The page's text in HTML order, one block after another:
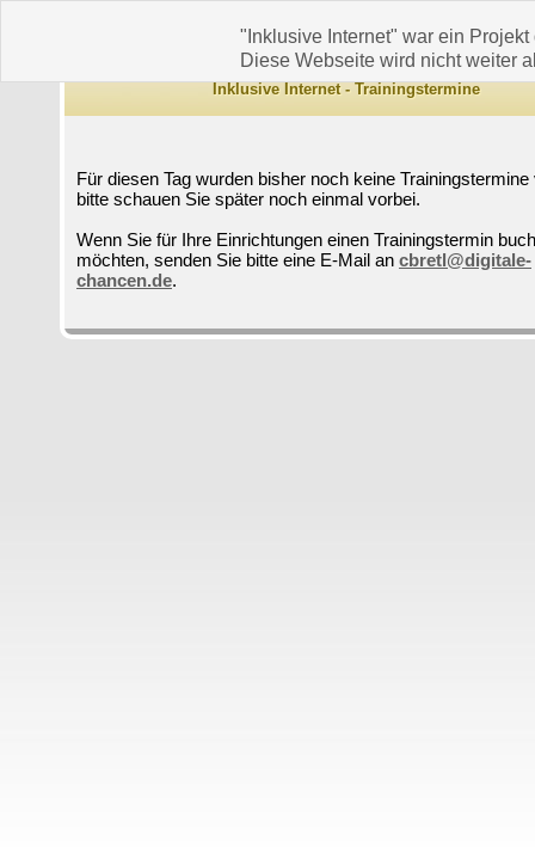
"Inklusive Internet" war ein
Diese Webseite wird nicht weiter
Inklusive Internet - Trainingstermine
Für diesen Tag wurden bisher noch keine Trainingstermine
bitte schauen Sie später noch einmal vorbei.
Wenn Sie für Ihre Einrichtungen einen Trainingstermin
möchten, senden Sie bitte eine E-Mail an cbretl@digitale-
chancen.de.